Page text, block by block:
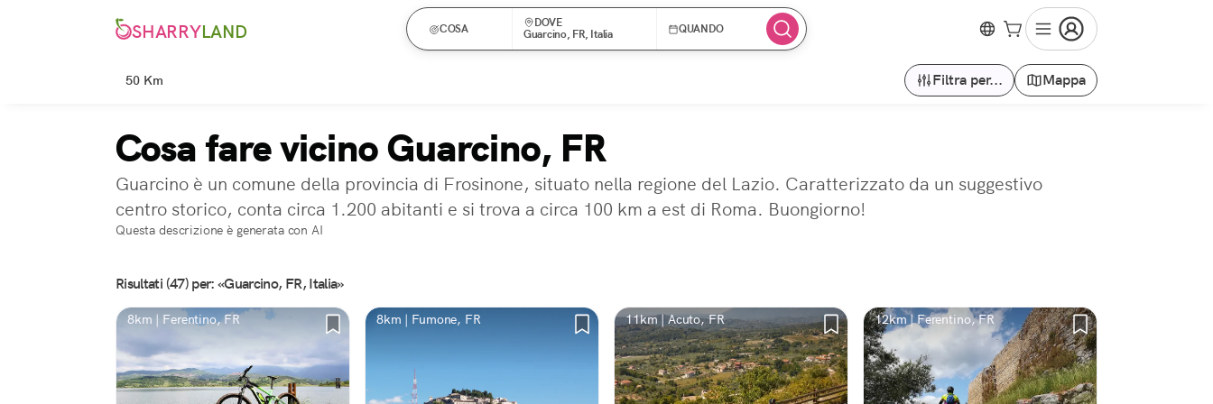
SHARRYLAND COSA
DOVE
Guarcino, FR, Italia
QUANDO
50 Km Filtra per... Mappa
Cosa fare vicino Guarcino, FR
Guarcino è un comune della provincia di Frosinone, situato nella regione del Lazio. Caratterizzato da un suggestivo
centro storico, conta circa 1.200 abitanti e si trova a circa 100 km a est di Roma. Buongiorno!
Questa descrizione è generata con AI
Risultati (47) per: «Guarcino, FR, Italia»
8km | Ferentino, FR 8km | Fumone, FR 11km | Acuto, FR 12km | Ferentino, FR